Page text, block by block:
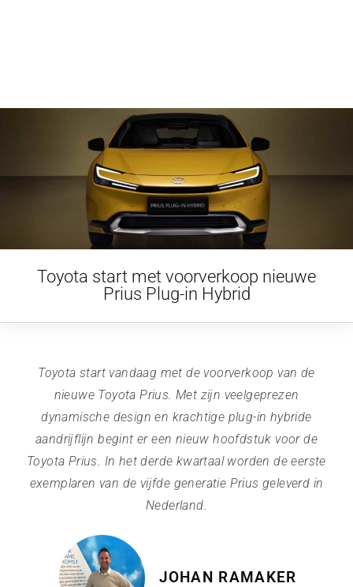
Toyota start met voorverkoop nieuwe
Prius Plug-in Hybrid
Toyota start vandaag met de voorverkoop van de
nieuwe Toyota Prius. Met zijn veelgeprezen
dynamische design en krachtige plug-in hybride
aandrijflijn begint er een nieuw hoofdstuk voor de
Toyota Prius. In het derde kwartaal worden de eerste
exemplaren van de vijfde generatie Prius geleverd in
Nederland.
JOHAN RAMAKER